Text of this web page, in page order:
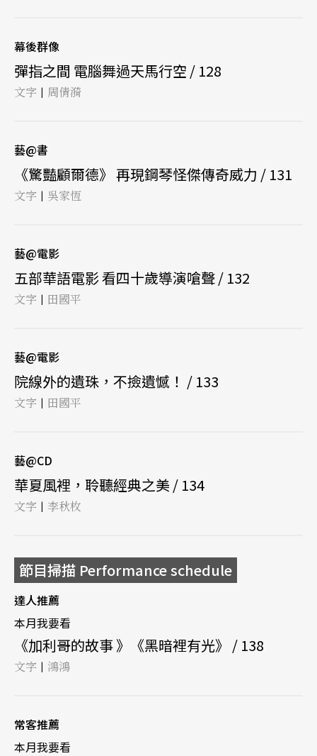
幕後群像
彈指之間 電腦舞過天馬行空 / 128
文字 | 周倩漪
藝@書
《驚豔顧爾德》 再現鋼琴怪傑傳奇威力 / 131
文字 | 吳家恆
藝@電影
五部華語電影 看四十歲導演嗆聲 / 132
文字 | 田國平
藝@電影
院線外的遺珠，不撿遺憾！ / 133
文字 | 田國平
藝@CD
華夏風裡，聆聽經典之美 / 134
文字 | 李秋枚
節目掃描 Performance schedule
達人推薦
本月我要看
《加利哥的故事 》《黑暗裡有光》 / 138
文字 | 鴻鴻
常客推薦
本月我要看